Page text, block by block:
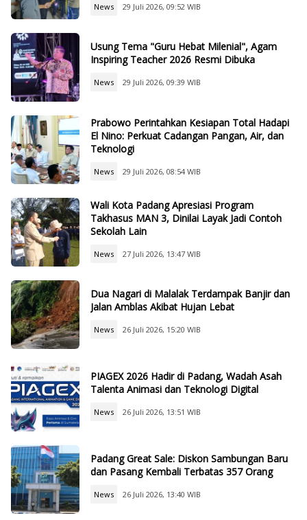
News 29 Juli 2026, 09:52 WIB
Usung Tema "Guru Hebat Milenial", Agam
Inspiring Teacher 2026 Resmi Dibuka
News 29 Juli 2026, 09:39 WIB
Prabowo Perintahkan Kesiapan Total Hadapi
El Nino: Perkuat Cadangan Pangan, Air, dan
Teknologi
News 29 Juli 2026, 08:54 WIB
Wali Kota Padang Apresiasi Program
Takhasus MAN 3, Dinilai Layak Jadi Contoh
Sekolah Lain
News 27 Juli 2026, 13:47 WIB
Dua Nagari di Malalak Terdampak Banjir dan
Jalan Amblas Akibat Hujan Lebat
News 26 Juli 2026, 15:20 WIB
PIAGEX 2026 Hadir di Padang, Wadah Asah
Talenta Animasi dan Teknologi Digital
News 26 Juli 2026, 13:51 WIB
Padang Great Sale: Diskon Sambungan Baru
dan Pasang Kembali Terbatas 357 Orang
News 26 Juli 2026, 13:40 WIB